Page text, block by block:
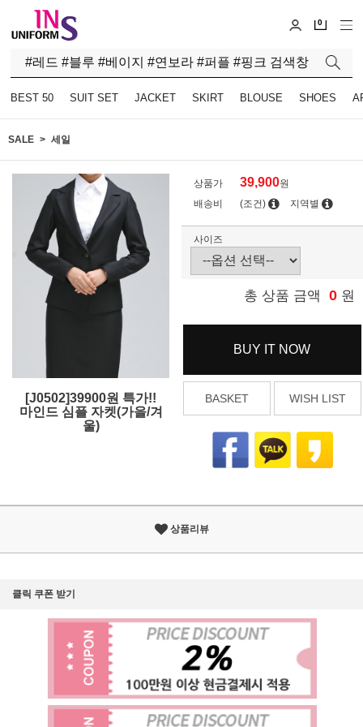
0
BEST 50 SUIT SET JACKET SKIRT BLOUSE SHOES
SALE 세일
[J0502]39900원 특가!!
마인드 심플 자켓(가을/겨
울)
상품가 39,900원
배송비
(조건) 지역별
사이즈
총 상품 금액 0 원
BUY IT NOW
BASKET WISH LIST
상품리뷰
클릭 쿠폰 받기